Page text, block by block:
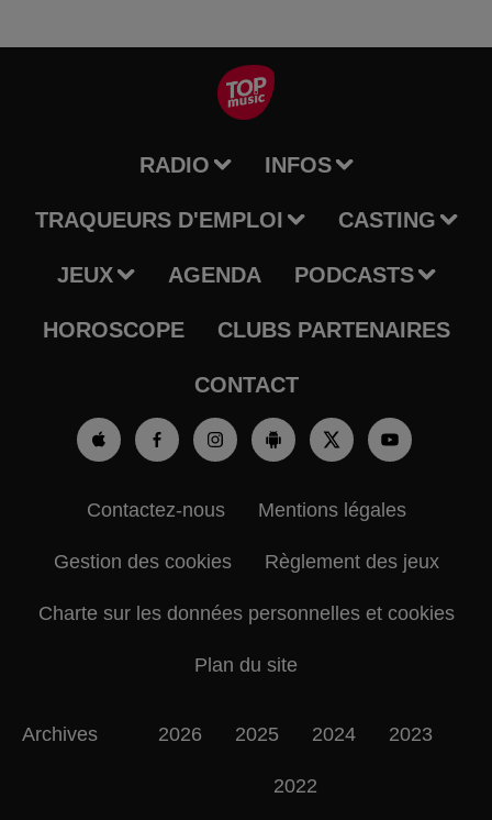
RADIO INFOS
TRAQUEURS D'EMPLOI CASTING
JEUX AGENDA PODCASTS
HOROSCOPE CLUBS PARTENAIRES
CONTACT
Contactez-nous Mentions légales
Gestion des cookies Règlement des jeux
Charte sur les données personnelles et cookies
Plan du site
Archives 2026 2025 2024 2023
2022